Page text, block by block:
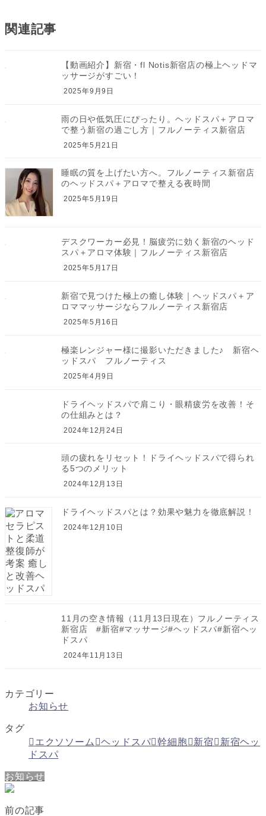
関連記事
【動画紹介】新宿・fl Notis新宿店の極上ヘッドマ
ッサージがすごい！
2025年9月9日
雨の日や低気圧にぴったり。ヘッドスパ＋アロマ
で整う新宿の過ごし方｜フルノーティス新宿店
2025年5月21日
睡眠の質を上げたい方へ。フルノーティス新宿店
のヘッドスパ＋アロマで整える夜時間
2025年5月19日
デスクワーカー必見！脳疲労に効く新宿のヘッド
スパ＋アロマ体験｜フルノーティス新宿店
2025年5月17日
新宿で見つけた極上の癒し体験｜ヘッドスパ＋ア
ロママッサージならフルノーティス新宿店
2025年5月16日
極楽レンジャー様に撮影いただきました♪ 新宿ヘ
ッドスパ フルノーティス
2025年4月9日
ドライヘッドスパで肩こり・眼精疲労を改善！そ
の仕組みとは？
2024年12月24日
頭の疲れをリセット！ドライヘッドスパで得られ
る5つのメリット
2024年12月13日
ドライヘッドスパとは？効果や魅力を徹底解説！
2024年12月10日
11月の空き情報（11月13日現在）フルノーティス
新宿店 #新宿#マッサージ#ヘッドスパ#新宿ヘッ
ドスパ
2024年11月13日
カテゴリー
お知らせ
タグ
エクソソーム
ヘッドスパ 幹細胞 新宿
新宿ヘッ
ドスパ
お知らせ
前の記事